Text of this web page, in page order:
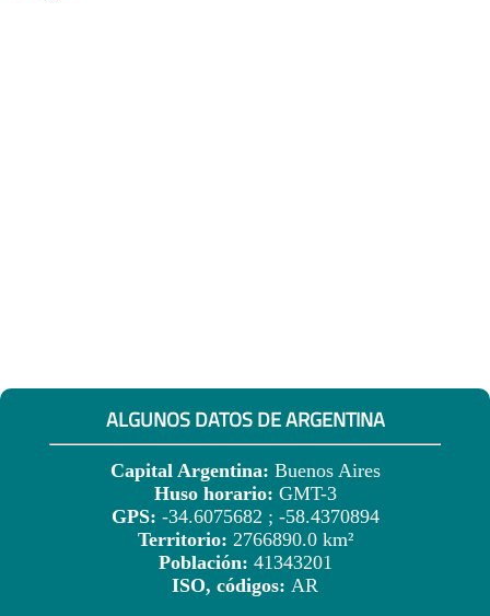
ALGUNOS DATOS DE ARGENTINA
Capital Argentina: Buenos Aires
Huso horario: GMT-3
GPS: -34.6075682 ; -58.4370894
Territorio: 2766890.0 km²
Población: 41343201
ISO, códigos: AR